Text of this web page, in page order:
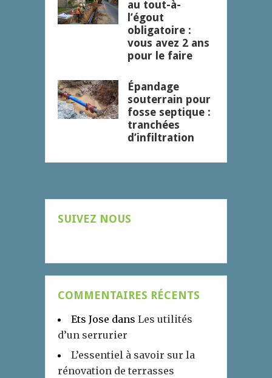
au tout-à-
l’égout
obligatoire :
vous avez 2 ans
pour le faire
Épandage
souterrain pour
fosse septique :
tranchées
d’infiltration
SUIVEZ NOUS
COMMENTAIRES RÉCENTS
Ets Jose dans Les utilités
d’un serrurier
L’essentiel à savoir sur la
rénovation de terrasses